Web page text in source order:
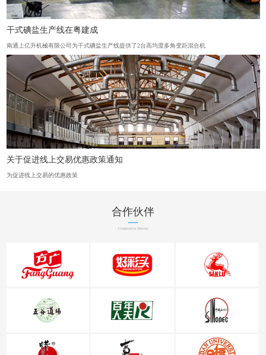
干式碘盐生产线在粤建成
南通上亿升机械有限公司为干式碘盐生产线提供了2台高均度多角变距混合机
关于促进线上交易优惠政策通知
为促进线上交易的优惠政策
合作伙伴
Cooperative Partner